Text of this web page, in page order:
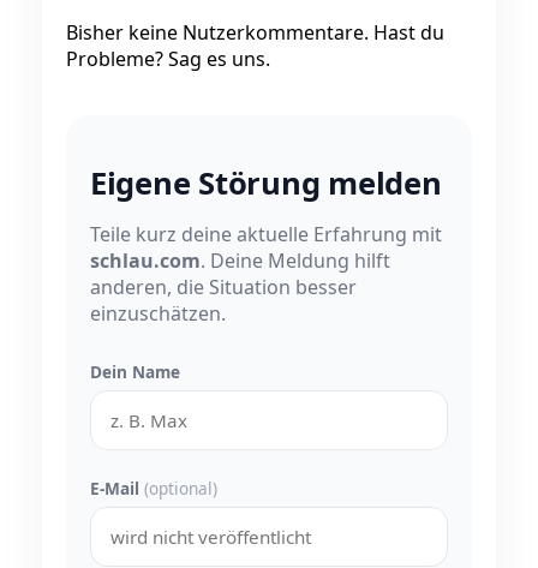
Bisher keine Nutzerkommentare. Hast du
Probleme? Sag es uns.
Eigene Störung melden
Teile kurz deine aktuelle Erfahrung mit
schlau.com. Deine Meldung hilft
anderen, die Situation besser
einzuschätzen.
Dein Name
E-Mail (optional)